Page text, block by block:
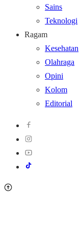
Sains
Teknologi
Ragam
Kesehatan
Olahraga
Opini
Kolom
Editorial